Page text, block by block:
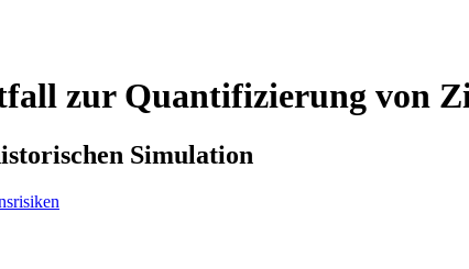
zur Quantifizierung von
Simulation